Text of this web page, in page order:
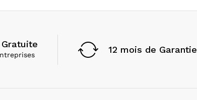
12 mois de Garantie